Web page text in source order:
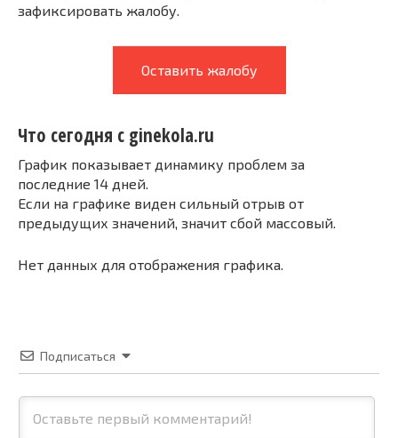
зафиксировать жалобу.
Оставить жалобу
Что сегодня с ginekola.ru
График показывает динамику проблем за
последние 14 дней.
Если на графике виден сильный отрыв от
предыдущих значений, значит сбой массовый.
Нет данных для отображения графика.
Подписаться